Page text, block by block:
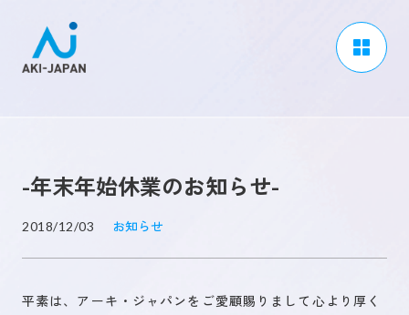
CSR / ダイバーシティ
採用情報
ブログ
ニュース
-年末年始休業のお知らせ-
2018/12/03 お知らせ
平素は、アーキ・ジャパンをご愛顧賜りまして心より厚く